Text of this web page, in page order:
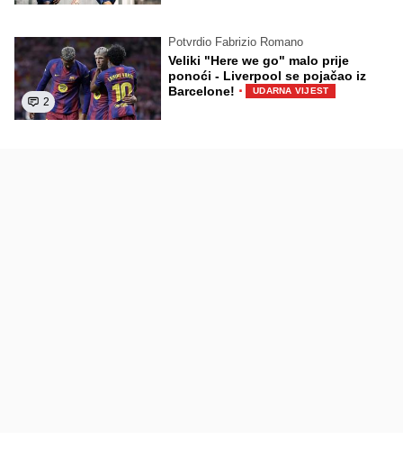
2
Potvrdio Fabrizio Romano
Veliki "Here we go" malo prije
ponoći - Liverpool se pojačao iz
Barcelone! · UDARNA VIJEST